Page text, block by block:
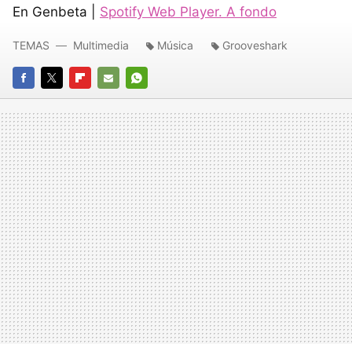
En Genbeta | Spotify Web Player. A fondo
FACEBOOK
TWITTERFLIPBOARD
E-
MAIL
WHATSAPP
TEMAS Multimedia Música Grooveshark